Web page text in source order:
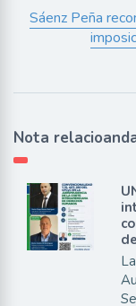
Sáenz Peña
Nota